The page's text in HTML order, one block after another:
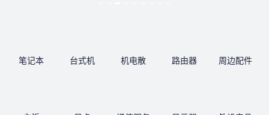
笔记本 台式机 机电散 路由器 周边配件